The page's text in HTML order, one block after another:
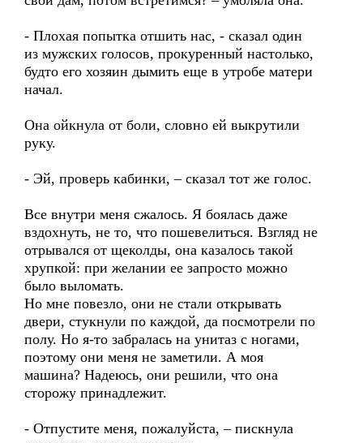
- Плохая попытка отшить нас, - сказал один
из мужских голосов, прокуренный настолько,
будто его хозяин дымить еще в утробе матери
начал.
Она ойкнула от боли, словно ей выкрутили
руку.
- Эй, проверь кабинки, – сказал тот же голос.
Все внутри меня сжалось. Я боялась даже
вздохнуть, не то, что пошевелиться. Взгляд не
отрывался от щеколды, она казалось такой
хрупкой: при желании ее запросто можно
было выломать.
Но мне повезло, они не стали открывать
двери, стукнули по каждой, да посмотрели по
полу. Но я-то забралась на унитаз с ногами,
поэтому они меня не заметили. А моя
машина? Надеюсь, они решили, что она
сторожу принадлежит.
- Отпустите меня, пожалуйста, – пискнула